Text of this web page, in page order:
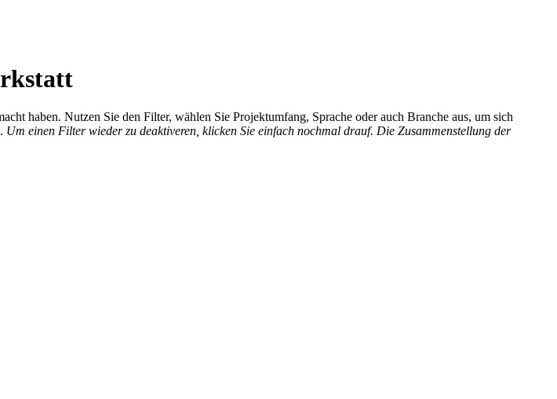
haben. Nutzen Sie den Filter, wählen Sie Projektumfang, Sprache oder auch Branche aus, um sich
Um einen Filter wieder zu deaktiveren, klicken Sie einfach nochmal drauf. Die Zusammenstellung der